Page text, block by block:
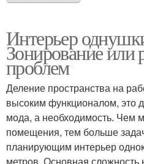
Интерьер
Зонирование или
проблем
Деление пространства на
высоким функционалом, это
мода, а необходимость. Чем
помещения, тем больше
планирующим интерьер
метров. Основная сложность